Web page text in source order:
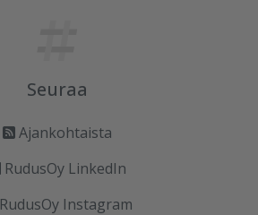
Seuraa
Ajankohtaista
RudusOy LinkedIn
RudusOy Instagram